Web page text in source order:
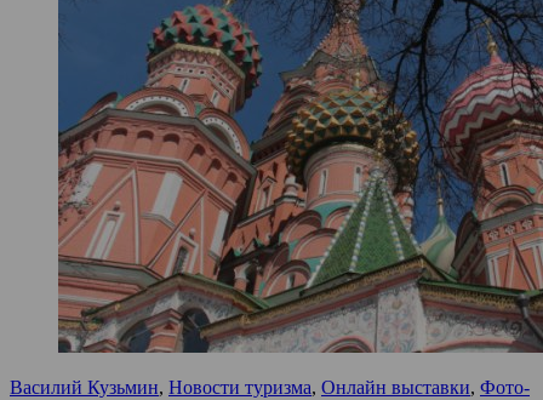
Василий Кузьмин, Новости туризма, Онлайн выставки, Фото-